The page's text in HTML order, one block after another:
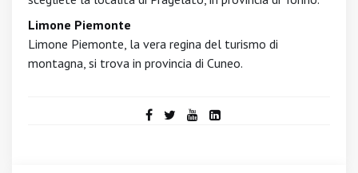
Limone Piemonte
Limone Piemonte, la vera regina del turismo di
montagna, si trova in provincia di Cuneo.